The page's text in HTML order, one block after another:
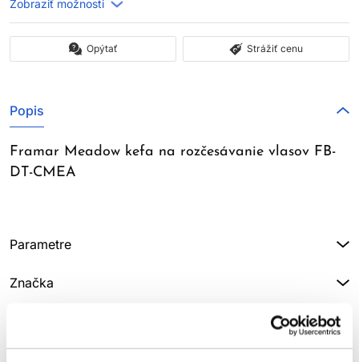
Opýtať Strážiť cenu
Popis
Framar Meadow kefa na rozčesávanie vlasov FB-
DT-CMEA
Parametre
Značka